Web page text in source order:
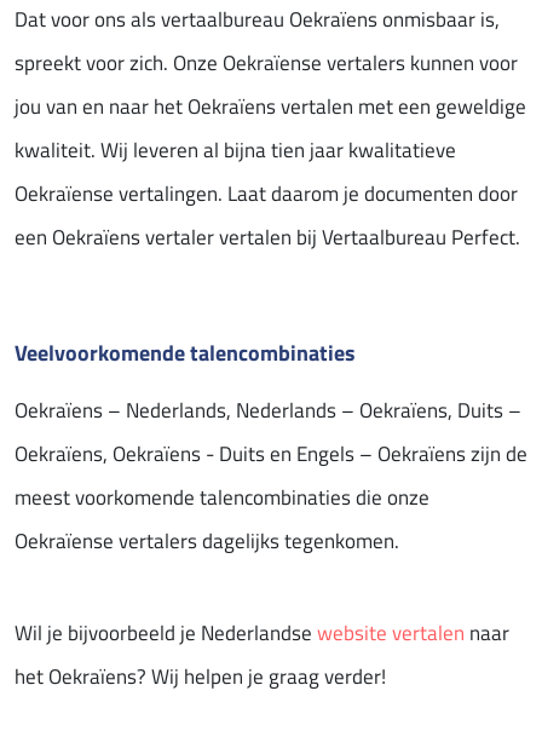
Dat voor ons als vertaalbureau Oekraïens onmisbaar is,
spreekt voor zich. Onze Oekraïense vertalers kunnen voor
jou van en naar het Oekraïens vertalen met een geweldige
kwaliteit. Wij leveren al bijna tien jaar kwalitatieve
Oekraïense vertalingen. Laat daarom je documenten door
een Oekraïens vertaler vertalen bij Vertaalbureau Perfect.
Veelvoorkomende talencombinaties
Oekraïens – Nederlands, Nederlands – Oekraïens, Duits –
Oekraïens, Oekraïens - Duits en Engels – Oekraïens zijn de
meest voorkomende talencombinaties die onze
Oekraïense vertalers dagelijks tegenkomen.
Wil je bijvoorbeeld je Nederlandsewebsite vertalen naar
het Oekraïens? Wij helpen je graag verder!